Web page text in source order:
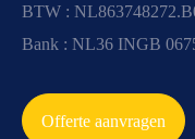
BTW :
Bank : NL36 INGB
Offerte aanvragen